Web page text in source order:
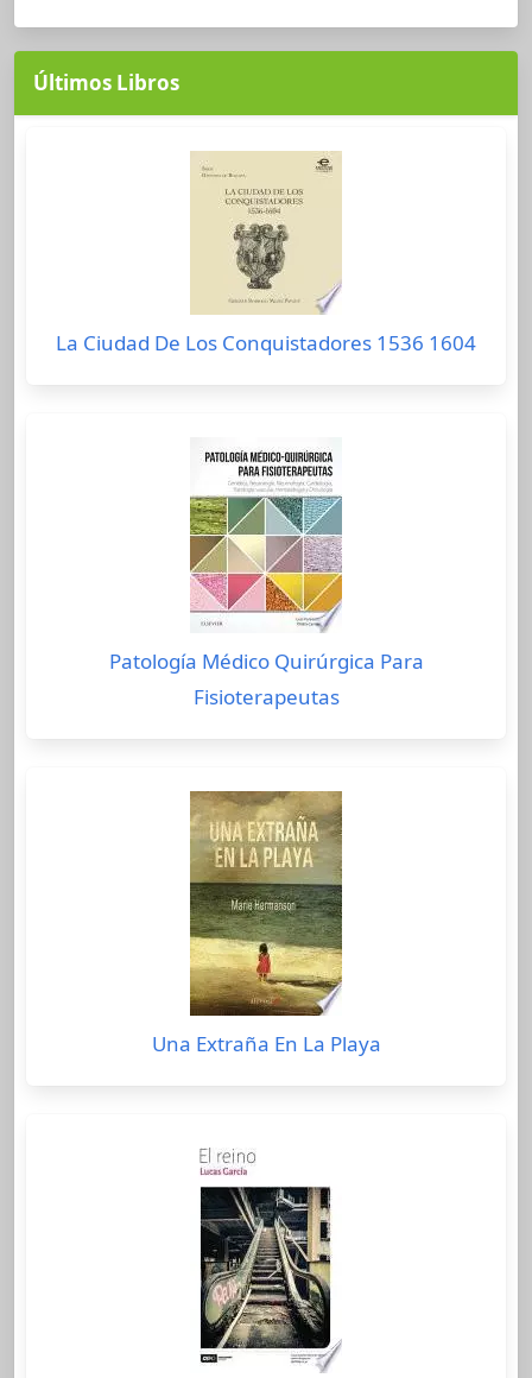
Últimos Libros
La Ciudad De Los Conquistadores 1536 1604
Patología Médico Quirúrgica Para
Fisioterapeutas
Una Extraña En La Playa